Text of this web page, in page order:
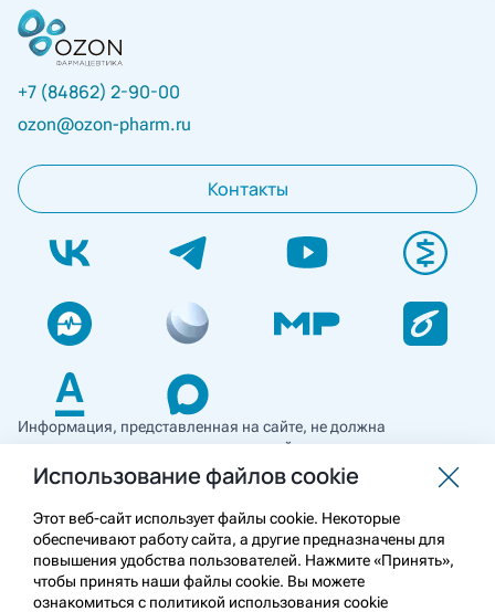
+7 (84862) 2-90-00
ozon@ozon-pharm.ru
Контакты
Информация, представленная на сайте, не должна
использоваться для самостоятельной диагностики и лечения
и не может служить заменой очной консультации врача. Перед
применением необходимо ознакомиться
с противопоказаниями препарата. Информация
о лекарственных средствах рецептурного отпуска
предназначена для медицинских и фармацевтических
работников.
Использование файлов cookie
Этот веб-сайт использует файлы cookie. Некоторые
обеспечивают работу сайта, а другие предназначены для
повышения удобства пользователей. Нажмите «Принять»,
чтобы принять наши файлы cookie. Вы можете
ознакомиться с политикой использования cookie